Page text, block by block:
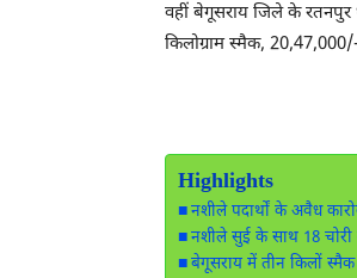
वहीं बेगूसराय जिले के रतनपुर
किलोग्राम स्मैक,
Highlights
नशीले पदार्थों के अवैध
नशीले सुई के साथ 18
बेगूसराय में तीन किलों